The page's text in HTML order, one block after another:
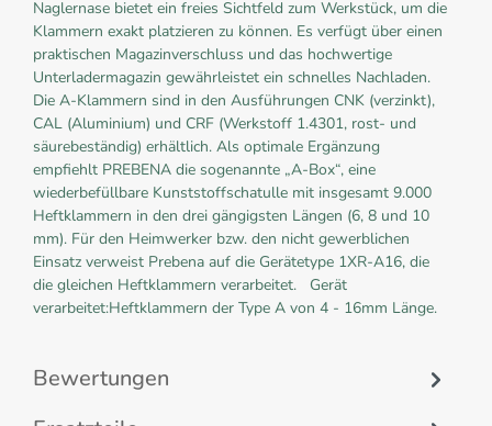
Naglernase bietet ein freies Sichtfeld zum Werkstück, um die
Klammern exakt platzieren zu können. Es verfügt über einen
praktischen Magazinverschluss und das hochwertige
Unterladermagazin gewährleistet ein schnelles Nachladen.
Die A-Klammern sind in den Ausführungen CNK (verzinkt),
CAL (Aluminium) und CRF (Werkstoff 1.4301, rost- und
säurebeständig) erhältlich. Als optimale Ergänzung
empfiehlt PREBENA die sogenannte „A-Box“, eine
wiederbefüllbare Kunststoffschatulle mit insgesamt 9.000
Heftklammern in den drei gängigsten Längen (6, 8 und 10
mm). Für den Heimwerker bzw. den nicht gewerblichen
Einsatz verweist Prebena auf die Gerätetype 1XR-A16, die
die gleichen Heftklammern verarbeitet. Gerät
verarbeitet:Heftklammern der Type A von 4 - 16mm Länge.
Bewertungen